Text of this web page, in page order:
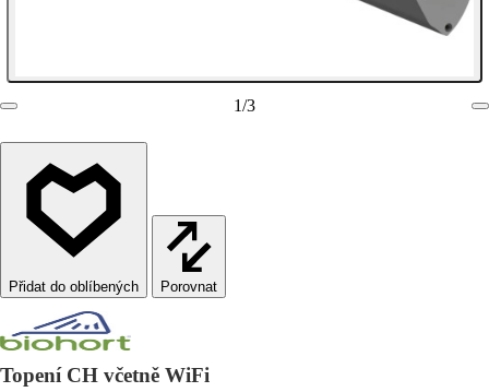
1/3
Porovnat
Topení CH včetně WiFi